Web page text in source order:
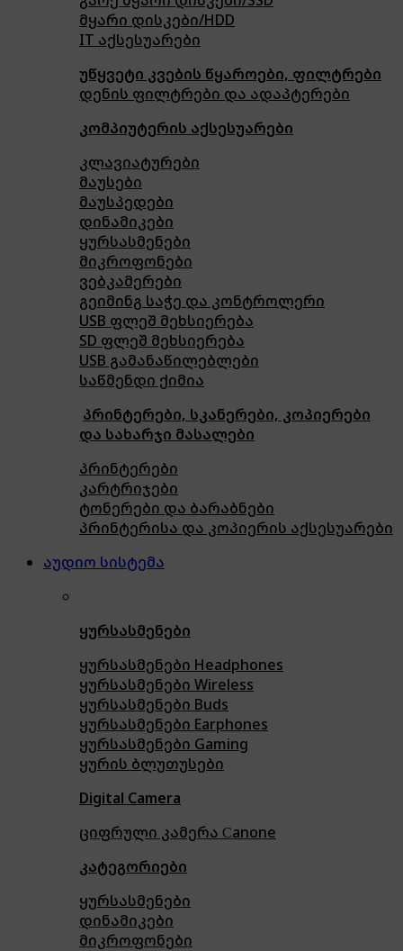
მყარი დისკები/HDD
IT აქსესუარები
უწყვეტი კვების წყაროები, ფილტრები
დენის ფილტრები და ადაპტერები
კომპიუტერის აქსესუარები
კლავიატურები
მაუსები
მაუსპედები
დინამიკები
ყურსასმენები
მიკროფონები
ვებკამერები
გეიმინგ საჭე და კონტროლერი
USB ფლეშ მეხსიერება
SD ფლეშ მეხსიერება
USB გამანაწილებლები
საწმენდი ქიმია
პრინტერები, სკანერები, კოპიერები
და სახარჯი მასალები
პრინტერები
კარტრიჯები
ტონერები და ბარაბნები
პრინტერისა და კოპიერის აქსესუარები
აუდიო სისტემა
ყურსასმენები
ყურსასმენები Headphones
ყურსასმენები Wireless
ყურსასმენები Buds
ყურსასმენები Earphones
ყურსასმენები Gaming
ყურის ბლუთუსები
Digital Camera
ციფრული კამერა Сanone
კატეგორიები
ყურსასმენები
დინამიკები
მიკროფონები